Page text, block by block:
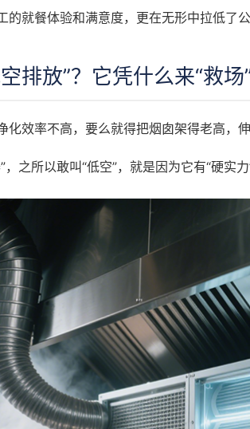
的就餐体验和满意度，更在无形中拉低了
排放”？它凭什么来“救场”
化效率不高，要么就得把烟囱架得老高，
之所以敢叫“低空”，就是因为它有“硬实力”